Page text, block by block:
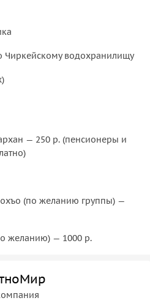
Чиркейскому водохранилищу
— 250 р. (пенсионеры и
(по желанию группы) —
желанию) — 1000 р.